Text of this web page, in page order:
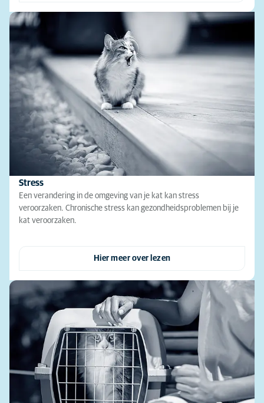
Stress
Een verandering in de omgeving van je kat kan stress
veroorzaken. Chronische stress kan gezondheidsproblemen bij je
kat veroorzaken.
Hier meer over lezen